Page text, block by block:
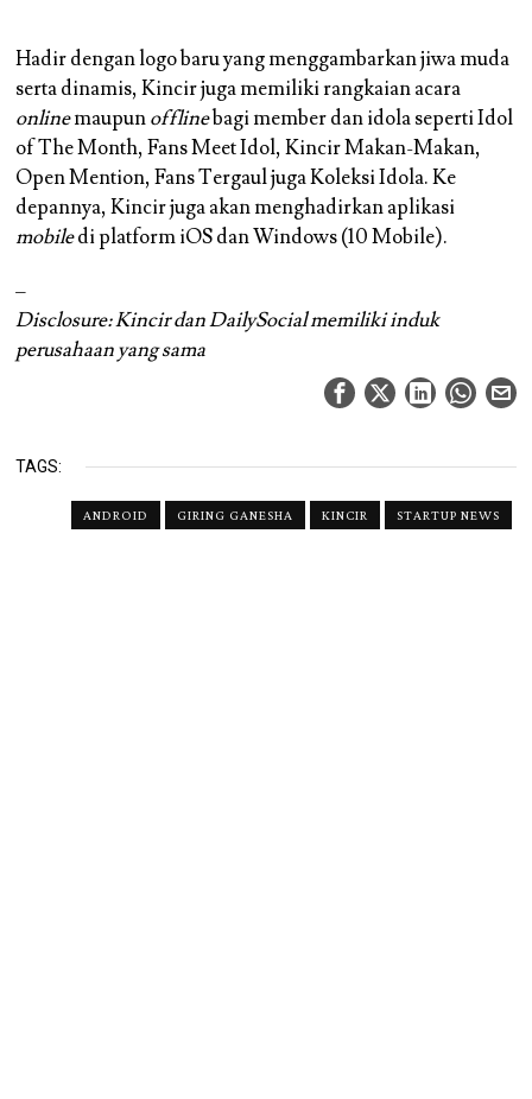
Hadir dengan logo baru yang menggambarkan jiwa muda
serta dinamis, Kincir juga memiliki rangkaian acara
onlinemaupunofflinebagi member dan idola seperti Idol
of The Month, Fans Meet Idol, Kincir Makan-Makan,
Open Mention, Fans Tergaul juga Koleksi Idola. Ke
depannya, Kincir juga akan menghadirkan aplikasi
mobiledi platform iOS dan Windows (10 Mobile).
–
Disclosure: Kincir dan DailySocial memiliki induk
perusahaan yang sama
TAGS:
ANDROID GIRING GANESHA KINCIR STARTUP NEWS